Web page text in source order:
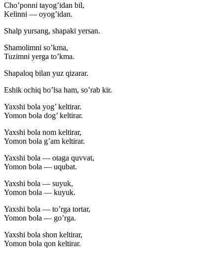
Cho’ponni tayog’idan bil,
Kelinni — oyog’idan.
Shalp yursang, shapaki yersan.
Shamolimni so’kma,
Tuzimni yerga to’kma.
Shapaloq bilan yuz qizarar.
Eshik ochiq bo’lsa ham, so’rab kir.
Yaxshi bola yog’ keltirar.
Yomon bola dog’ keltirar.
Yaxshi bola nom keltirar,
Yomon bola g’am keltirar.
Yaxshi bola — otaga quvvat,
Yomon bola — uqubat.
Yaxshi bola — suyuk,
Yomon bola — kuyuk.
Yaxshi bola — to’rga tortar,
Yomon bola — go’rga.
Yaxshi bola shon keltirar,
Yomon bola qon keltirar.